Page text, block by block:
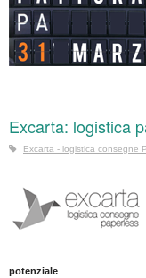
Excarta: logistica
Excarta - logistica consegne
potenziale